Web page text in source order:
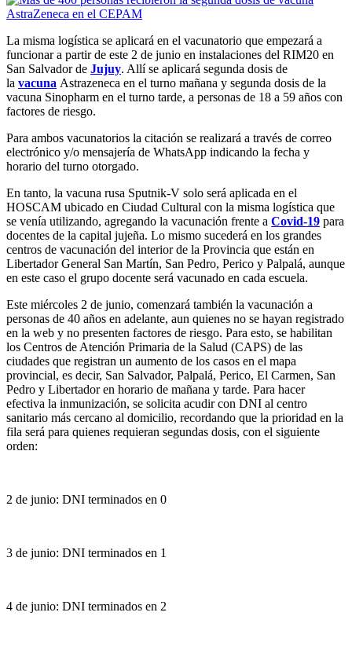
La misma logística se aplicará en el vacunatorio que empezará a
funcionar a partir de este 2 de junio en instalaciones del RIM20 en
San Salvador de Jujuy. Allí se aplicará segunda dosis de
la vacuna Astrazeneca en el turno mañana y segunda dosis de la
vacuna Sinopharm en el turno tarde, a personas de 18 a 59 años con
factores de riesgo.
Para ambos vacunatorios la citación se realizará a través de correo
electrónico y/o mensajería de WhatsApp indicando la fecha y
horario del turno otorgado.
En tanto, la vacuna rusa Sputnik-V solo será aplicada en el
HOSCAM ubicado en Ciudad Cultural con la misma logística que
se venía utilizando, agregando la vacunación frente a Covid-19 para
docentes de la capital jujeña. Lo mismo sucederá en los grandes
centros de vacunación del interior de la Provincia que están en
Libertador General San Martín, San Pedro, Perico y Palpalá, aunque
en este caso el grupo docente será vacunado en cada escuela.
Este miércoles 2 de junio, comenzará también la vacunación a
personas de 40 años en adelante, aun quienes no se hayan registrado
en la web y no presenten factores de riesgo. Para esto, se habilitan
los Centros de Atención Primaria de la Salud (CAPS) de las
ciudades que registran un aumento de los casos en el mapa
provincial, es decir, San Salvador, Palpalá, Perico, El Carmen, San
Pedro y Libertador en horario de mañana y tarde. Para hacer
efectiva la inmunización, se solicita acudir con DNI al centro
sanitario más cercano al domicilio, recordando que la prioridad en la
fila será para quienes requieran segundas dosis, con el siguiente
orden:
2 de junio: DNI terminados en 0
3 de junio: DNI terminados en 1
4 de junio: DNI terminados en 2